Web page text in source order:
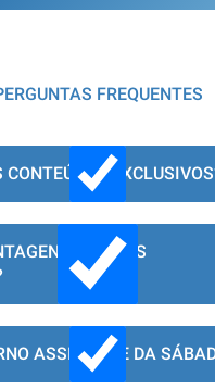
FREQUENTES
CONTEÚDOS
PARA OS
ASSINANTE DA